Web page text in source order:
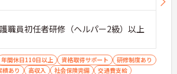
職員初任者研修（ヘルパー2級）以上
年間休日110日以上 資格取得サポート
研修制度あり
あり
高収入 社会保険完備
交通費支給